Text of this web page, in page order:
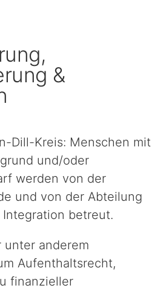
& Kinder
& Integration
&
Dill-Kreis: Menschen mit
und/oder
werden von der
und von der Abteilung
betreut.
unter anderem
Aufenthaltsrecht,
finanzieller